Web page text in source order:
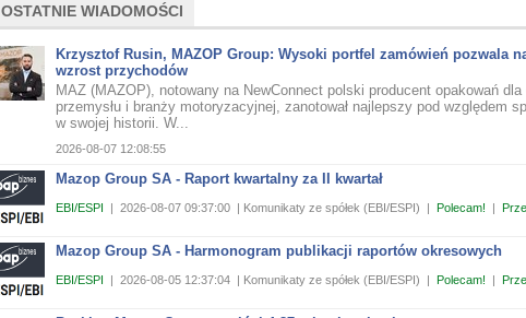
OSTATNIE WIADOMOŚCI
Krzysztof Rusin, MAZOP Group: Wysoki portfel zamówień pozwala
wzrost przychodów
MAZ (MAZOP), notowany na NewConnect polski producent opakowań dla
przemysłu i branży motoryzacyjnej, zanotował najlepszy pod względem
w swojej historii. W...
2026-08-07 12:08:55
Mazop Group SA - Raport kwartalny za II kwartał
EBI/ESPI 2026-08-07 09:37:00 | Komunikaty ze spółek (EBI/ESPI) Polecam!
Mazop Group SA - Harmonogram publikacji raportów okresowych
EBI/ESPI 2026-08-05 12:37:04 | Komunikaty ze spółek (EBI/ESPI) Polecam!